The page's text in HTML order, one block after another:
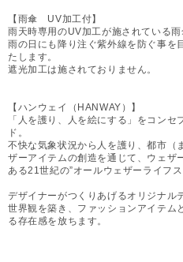
【雨傘 UV加工付】
雨天時専用のUV加工が施されている雨
雨の日にも降り注ぐ紫外線を防ぐ事を
たします。
遮光加工は施されておりません。
【ハンウェイ（HANWAY）】
「人を護り、人を絵にする」をコン
ド。
不快な気象状況から人を護り、都市（
ザーアイテムの創造を通じて、ウェザ
ある21世紀の”オールウェザーライフ
デザイナーがつくりあげるオリジナル
世界観を築き、ファッションアイテム
る存在感を放ちます。